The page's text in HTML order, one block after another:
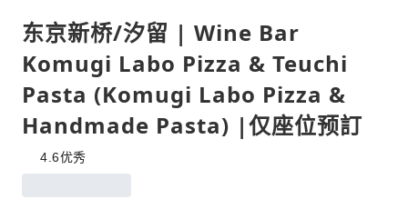
东京新桥/汐留 | Wine Bar
Komugi Labo Pizza & Teuchi
Pasta (Komugi Labo Pizza &
Handmade Pasta) |仅座位预訂
4.6优秀